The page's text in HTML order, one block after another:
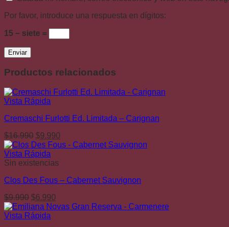
Por favor, introduce una respuesta en dígitos:
15 − siete =
Productos relacionados
Vista Rápida
Cremaschi Furlotti Ed. Limitada – Carignan
$16.990 El
precio
original
era:
$9.990
precio
Vista Rápida
Sin existencias
Clos Des Fous – Cabernet Sauvignon
$9.990 El
precio
original
$6.990
precio
Vista Rápida